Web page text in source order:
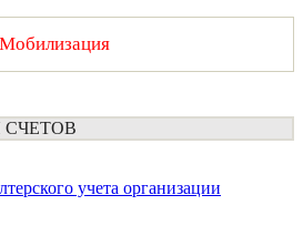
Мобилизация
учета организации